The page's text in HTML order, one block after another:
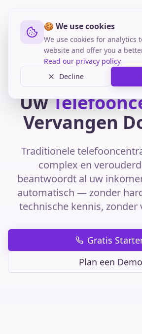
🍪 We use cookies
We use cookies for analytics
website and offer you a
Read our privacy policy
Decline
Telefoon Telefooncentrale
Uw
Vervangen
Traditionele
complex en
beantwoordt al uw
automatisch — zonder
technische kennis, zonder
Gratis
Plan een Demo